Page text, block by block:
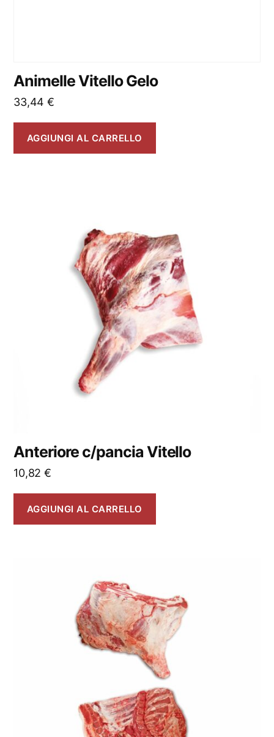
Animelle Vitello Gelo
33,44 €
AGGIUNGI AL CARRELLO
Anteriore c/pancia Vitello
10,82 €
AGGIUNGI AL CARRELLO